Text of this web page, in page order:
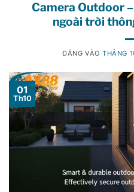
Camera Outdoor
ngoài trời
ĐĂNG VÀOTHÁNG
01
Th10